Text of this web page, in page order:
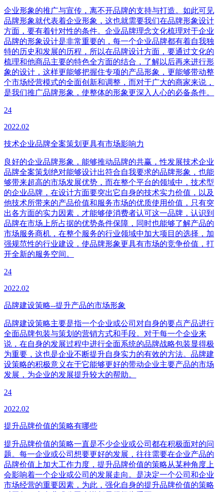
企业形象的推广与宣传，离不开品牌的支持与打造。如此可见
品牌形象就代表着企业形象，这也就需要我们在品牌形象设计
方面，要有着针对性的条件。企业品牌理念文化梳理对于企业
品牌的形象设计是非常重要的，每一个企业品牌都有着自我独
特的历史和发展的历程，所以在品牌设计方面，要通过文化的
梳理和他商品主要的特色全方面的结合，了解以后再来进行形
象的设计，这样更能够把握住专项的产品形象，更能够带动整
个市场经营模式的全面创新和调整，而对于广大的商家来说，
是我们推广品牌形象，使整体的形象更深入人心的必备条件。
24
2022.02
技术企业品牌全案策划更具有市场影响力
良好的企业品牌形象，能够推动品牌的共赢，性发展技术企业
品牌全案策划绝对能够设计出符合自我要求的品牌形象，也能
够带来超高的市场发展优势，而在整个平台的领域中，技术型
的企业品牌，在设计方面要突出它自身的技术实力价值，以及
他技术所带来的产品价值和服务市场的优质使用价值，只有突
出各方面的实力因素，才能够使消费者认可这一品牌，认识到
品牌在市场上所占据的优势条件保障，同时也能够了解产品的
市场服务商机，在整个服务的行业领域中加大项目的选择，加
强规范性的行业建设，使品牌形象更具有市场的竞争价值，打
开全新的服务空间。
24
2022.02
品牌建设策略--提升产品的市场形象
品牌建设策略主要是指一个企业或公司对自身的要点产品进行
全面品牌包装与策划的营销方式和手段。对于每一个企业来
说，在自身的发展过程中进行全面系统的品牌战略包装显得极
为重要，这也是企业不断提升自身实力的有效的方法。品牌建
设策略的积极意义在于它能够更好的带动企业主要产品的市场
发展，为企业的发展提升较大的帮助。
24
2022.02
提升品牌价值的策略有哪些
提升品牌价值的策略一直是不少企业或公司都在积极面对的问
题。每一企业或公司想要更好的发展，往往需要在企业产品的
品牌价值上加大工作力度，提升品牌价值的策略从某种角度上
会影响着一个企业或公司的发展走向。是决定一个公司和企业
市场经营的重要因素，为此，强化自身的提升品牌价值的策略